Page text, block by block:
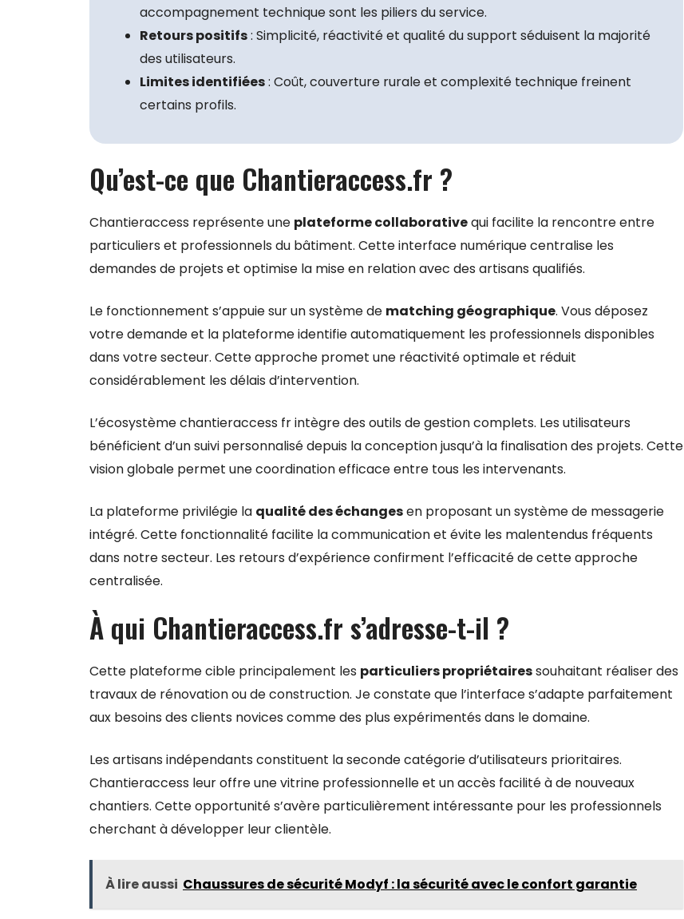
accompagnement technique sont les piliers du service.
Retours positifs: Simplicité, réactivité et qualité du support séduisent la majorité
des utilisateurs.
Limites identifiées: Coût, couverture rurale et complexité technique freinent
certains profils.
Qu’est-ce que Chantieraccess.fr ?
Chantieraccess représente une plateforme collaborativequi facilite la rencontre entre
particuliers et professionnels du bâtiment. Cette interface numérique centralise les
demandes de projets et optimise la mise en relation avec des artisans qualifiés.
Le fonctionnement s’appuie sur un système de matching géographique. Vous déposez
votre demande et la plateforme identifie automatiquement les professionnels disponibles
dans votre secteur. Cette approche promet une réactivité optimale et réduit
considérablement les délais d’intervention.
L’écosystème chantieraccess fr intègre des outils de gestion complets. Les utilisateurs
bénéficient d’un suivi personnalisé depuis la conception jusqu’à la finalisation des projets. Cette
vision globale permet une coordination efficace entre tous les intervenants.
La plateforme privilégie la qualité des échangesen proposant un système de messagerie
intégré. Cette fonctionnalité facilite la communication et évite les malentendus fréquents
dans notre secteur. Les retours d’expérience confirment l’efficacité de cette approche
centralisée.
À qui Chantieraccess.fr s’adresse-t-il ?
Cette plateforme cible principalement les particuliers propriétairessouhaitant réaliser des
travaux de rénovation ou de construction. Je constate que l’interface s’adapte parfaitement
aux besoins des clients novices comme des plus expérimentés dans le domaine.
Les artisans indépendants constituent la seconde catégorie d’utilisateurs prioritaires.
Chantieraccess leur offre une vitrine professionnelle et un accès facilité à de nouveaux
chantiers. Cette opportunité s’avère particulièrement intéressante pour les professionnels
cherchant à développer leur clientèle.
À lire aussi Chaussures de sécurité Modyf : la sécurité avec le confort garantie